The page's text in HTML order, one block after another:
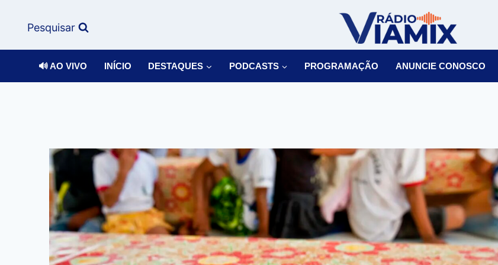
Pesquisar
🔊 AO VIVO INÍCIO DESTAQUES PODCASTS PROGRAMAÇÃO ANUNCIE CONOSCO